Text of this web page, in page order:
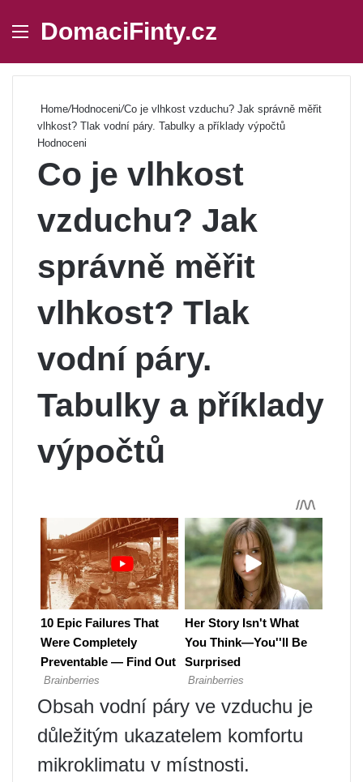
Menu
DomaciFinty.cz
Home/Hodnoceni/Co je vlhkost vzduchu? Jak správně měřit
vlhkost? Tlak vodní páry. Tabulky a příklady výpočtů
Hodnoceni
Co je vlhkost
vzduchu? Jak
správně měřit
vlhkost? Tlak
vodní páry.
Tabulky a příklady
výpočtů
Obsah vodní páry ve vzduchu je
důležitým ukazatelem komfortu
mikroklimatu v místnosti.